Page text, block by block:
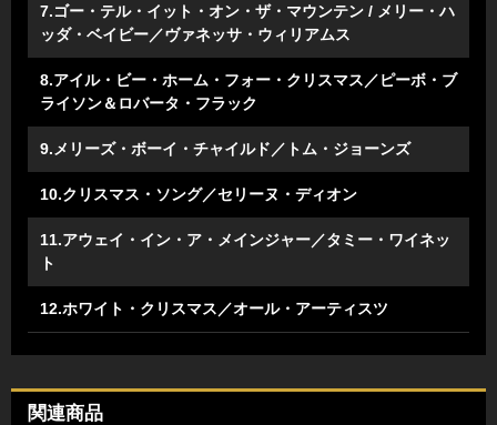
7.ゴー・テル・イット・オン・ザ・マウンテン / メリー・ハ
ッダ・ベイビー／ヴァネッサ・ウィリアムス
8.アイル・ビー・ホーム・フォー・クリスマス／ピーボ・ブ
ライソン＆ロバータ・フラック
9.メリーズ・ボーイ・チャイルド／トム・ジョーンズ
10.クリスマス・ソング／セリーヌ・ディオン
11.アウェイ・イン・ア・メインジャー／タミー・ワイネッ
ト
12.ホワイト・クリスマス／オール・アーティスツ
関連商品